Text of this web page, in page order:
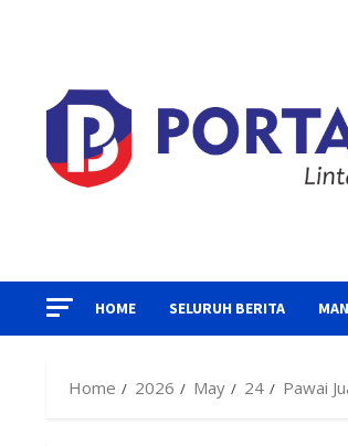
HOME SELURUH BERITA
Home 2026 May 24 Pawai